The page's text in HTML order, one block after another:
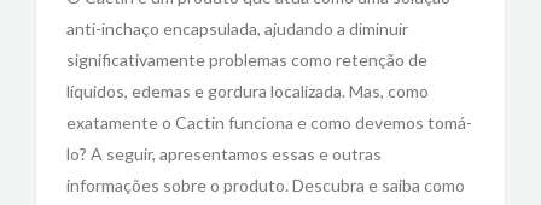
anti-inchaço encapsulada, ajudando a diminuir
significativamente problemas como retenção de
líquidos, edemas e gordura localizada. Mas, como
exatamente o Cactin funciona e como devemos tomá-
lo? A seguir, apresentamos essas e outras
informações sobre o produto. Descubra e saiba como